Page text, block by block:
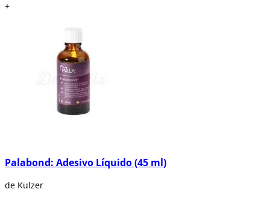
+
Palabond: Adesivo Líquido (45 ml)
de Kulzer